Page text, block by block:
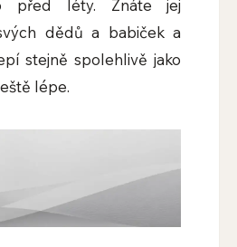
před léty. Znáte jej
dědů a babiček a
stejně spolehlivě jako
lépe.